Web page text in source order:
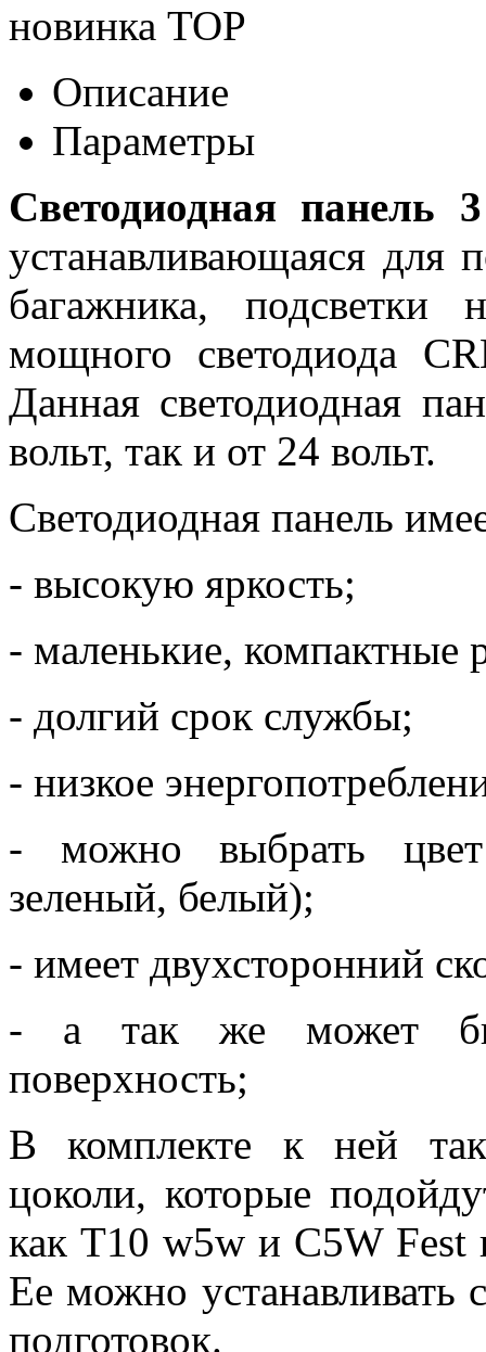
новинка TOP
Описание
Параметры
Светодиодная
устанавливающаяся для
багажника,
мощного светодиода
Данная светодиодная
вольт, так и от 24 вольт.
Светодиодная панель
- высокую яркость;
- маленькие, компактные
- долгий срок службы;
- низкое
- можно выбрать
зеленый, белый);
- имеет двухсторонний
- а так же может
поверхность;
В комплекте к ней
цоколи, которые
как Т10 w5w и С5W
Ее можно устанавливать
подготовок.